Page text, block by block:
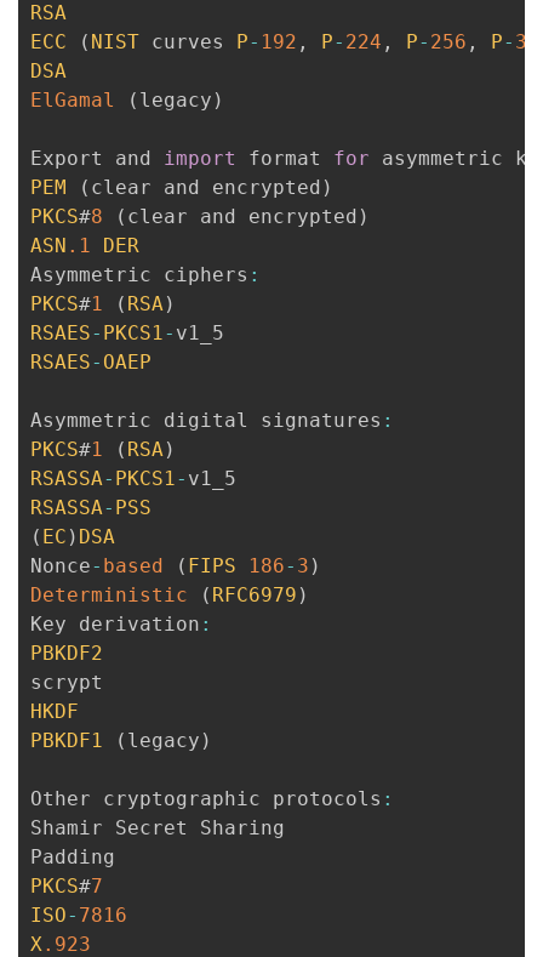
RSA
ECC
( NIST curves P- 192 , P- 224 , P- 256 , P-
DSA
ElGamal
( legacy )
Export and import format for asymmetric
PEM
( clear and encrypted )
PKCS#8 ( clear and encrypted )
ASN .1
DER
Asymmetric ciphers :
PKCS#1 ( RSA)
RSAES- PKCS1-
RSAES- OAEP
Asymmetric digital signatures :
PKCS#1 ( RSA)
RSASSA- PKCS1-
RSASSA- PSS
( EC ) DSA
Nonce- based ( FIPS 186- 3 )
Deterministic
( RFC6979 )
Key derivation :
PBKDF2
HKDF
PBKDF1
( legacy )
Other cryptographic protocols :
Shamir Secret Sharing
PKCS#7
ISO- 7816
X.923